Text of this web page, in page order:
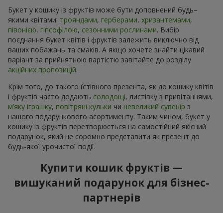
Букет у кошику із фруктів може бути доповнений будь–
якими квітами: трояндами, герберами, хризантемами,
півонією, гіпсофілою, сезонними рослинами. Вибір
поєднання букет квітів і фруктів залежить виключно від
ваших побажань та смаків. А якщо хочете знайти цікавий
варіант за прийнятною вартістю завітайте до розділу
акційних пропозицій.
Крім того, до такого їстівного презента, як до кошику квітів
і фруктів часто додають солодощі, листівку з привітаннями,
м’яку іграшку, повітряні кульки чи невеликий сувенір з
нашого подарункового асортименту. Таким чином, букет у
кошику із фруктів перетворюється на самостійний якісний
подарунок, який не соромно представити як презент до
будь-якої урочистої події.
Купити кошик фруктів —
вишуканий подарунок для бізнес-
партнерів